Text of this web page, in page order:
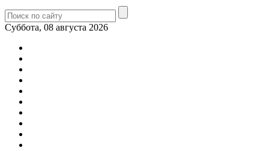
Суббота, 08 августа 2026